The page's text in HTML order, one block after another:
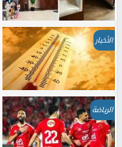
الأخبار
الرياضة